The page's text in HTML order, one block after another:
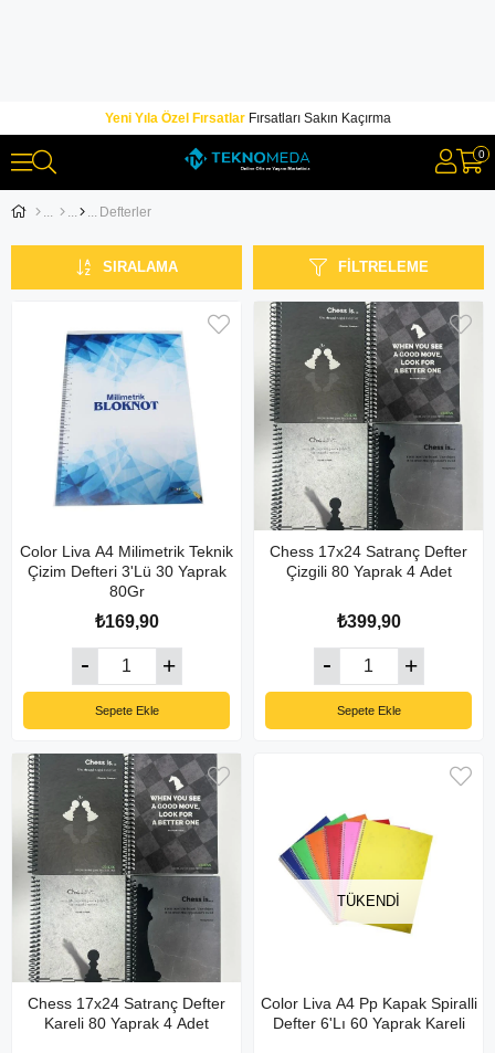
Yeni Yıla Özel FırsatlarFırsatları Sakın Kaçırma
0
Defterler
FILTRELEME
SIRALAMA
Color Liva A4 Milimetrik Teknik
Çizim Defteri 3'Lü 30 Yaprak
80Gr
₺169,90
Sepete Ekle
Chess 17x24 Satranç Defter
Çizgili 80 Yaprak 4 Adet
₺399,90
Sepete Ekle
Chess 17x24 Satranç Defter
Kareli 80 Yaprak 4 Adet
TÜKENDI
Color Liva A4 Pp Kapak Spiralli
Defter 6'Lı 60 Yaprak Kareli